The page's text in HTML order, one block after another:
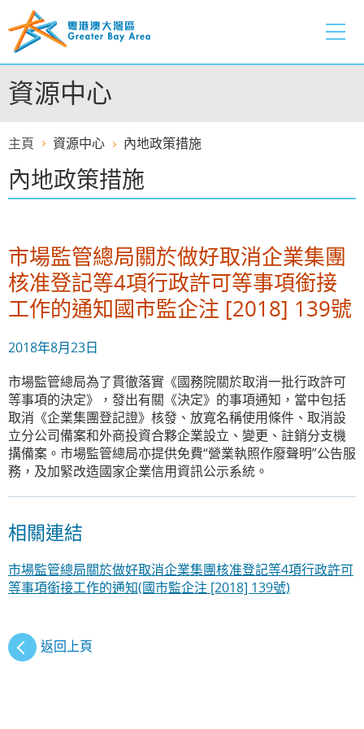
至
容
的
開
資源中心
主頁 資源中心 內地政策措施
內地政策措施
市場監管總局關於做好取消企業集團
核准登記等4項行政許可等事項銜接
工作的通知國市監企注 [2018] 139號
2018年8月23日
市場監管總局為了貫徹落實《國務院關於取消一批行政許可
等事項的決定》，發出有關《決定》的事項通知，當中包括
取消《企業集團登記證》核發、放寬名稱使用條件、取消設
立分公司備案和外商投資合夥企業設立、變更、註銷分支機
搆備案。市場監管總局亦提供免費“營業執照作廢聲明”公告服
務，及加緊改造國家企業信用資訊公示系統。
相關連結
市場監管總局關於做好取消企業集團核准登記等4項行政許可
等事項銜接工作的通知(國市監企注 [2018] 139號)
返回上頁